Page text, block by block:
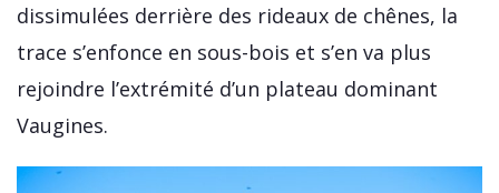
dissimulées derrière des rideaux de chênes, la
trace s’enfonce en sous-bois et s’en va plus
rejoindre l’extrémité d’un plateau dominant
Vaugines.